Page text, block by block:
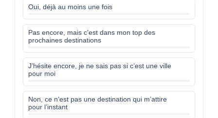
Oui, déjà au moins une fois
Pas encore, mais c’est dans mon top des
prochaines destinations
J’hésite encore, je ne sais pas si c’est une ville
pour moi
Non, ce n’est pas une destination qui m’attire
pour l’instant